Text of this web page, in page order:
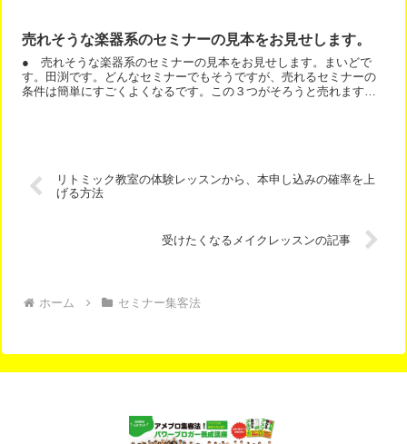
売れそうな楽器系のセミナーの見本をお見せします。
● 売れそうな楽器系のセミナーの見本をお見せします。まいどで
す。田渕です。どんなセミナーでもそうですが、売れるセミナーの
条件は簡単にすごくよくなるです。この３つがそろうと売れます
リトミック教室の体験レッスンから、本申し込みの確率を上
げる方法
受けたくなるメイクレッスンの記事
ホーム セミナー集客法